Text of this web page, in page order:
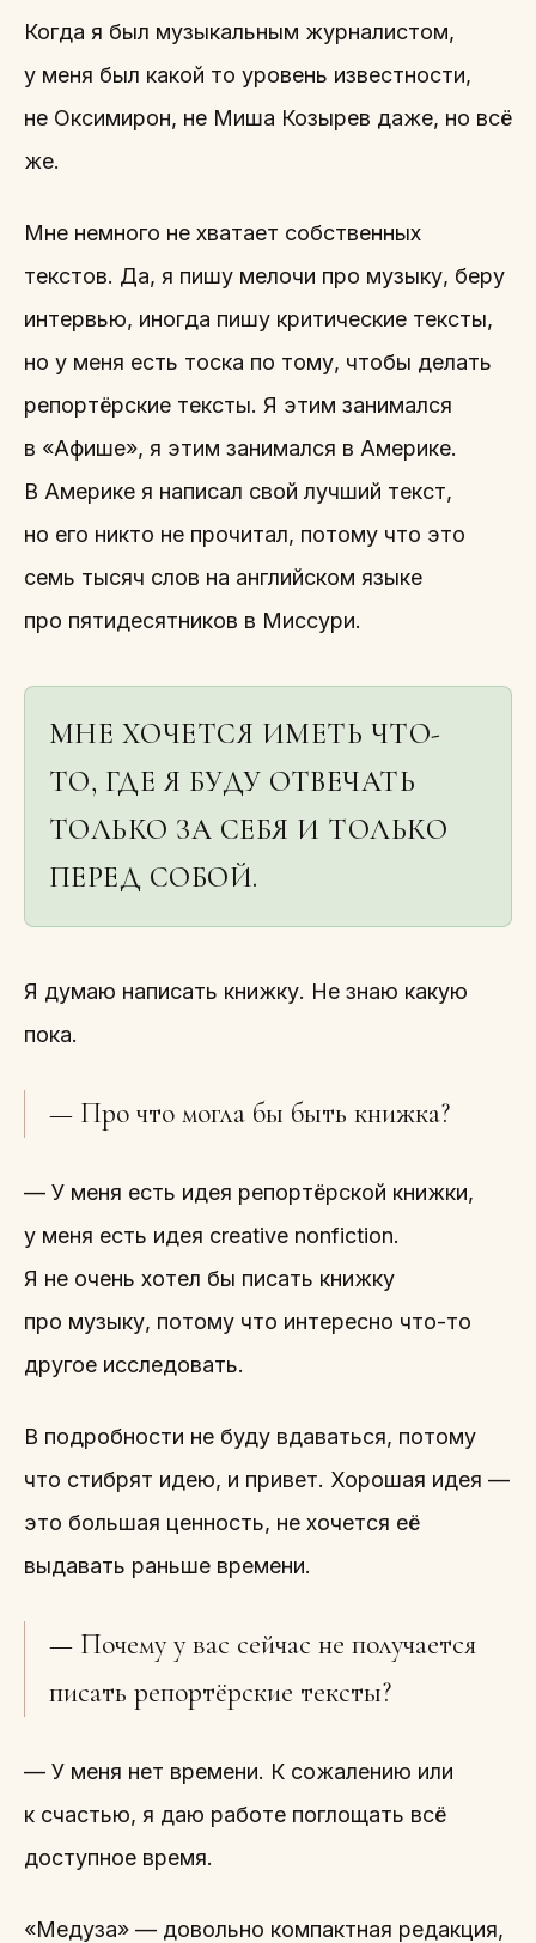
Когда я был музыкальным журналистом,
у меня был какой то уровень известности,
не Оксимирон, не Миша Козырев даже, но всё
же.
Мне немного не хватает собственных
текстов. Да, я пишу мелочи про музыку, беру
интервью, иногда пишу критические тексты,
но у меня есть тоска по тому, чтобы делать
репортёрские тексты. Я этим занимался
в «Афише», я этим занимался в Америке.
В Америке я написал свой лучший текст,
но его никто не прочитал, потому что это
семь тысяч слов на английском языке
про пятидесятников в Миссури.
МНЕ ХОЧЕТСЯ ИМЕТЬ ЧТО-
ТО, ГДЕ Я БУДУ ОТВЕЧАТЬ
ТОЛЬКО ЗА СЕБЯ И ТОЛЬКО
ПЕРЕД СОБОЙ.
Я думаю написать книжку. Не знаю какую
пока.
— Про что могла бы быть книжка?
— У меня есть идея репортёрской книжки,
у меня есть идея creative nonfiction.
Я не очень хотел бы писать книжку
про музыку, потому что интересно что-то
другое исследовать.
В подробности не буду вдаваться, потому
что стибрят идею, и привет. Хорошая идея —
это большая ценность, не хочется её
выдавать раньше времени.
— Почему у вас сейчас не получается
писать репортёрские тексты?
— У меня нет времени. К сожалению или
к счастью, я даю работе поглощать всё
доступное время.
«Медуза» — довольно компактная редакция,